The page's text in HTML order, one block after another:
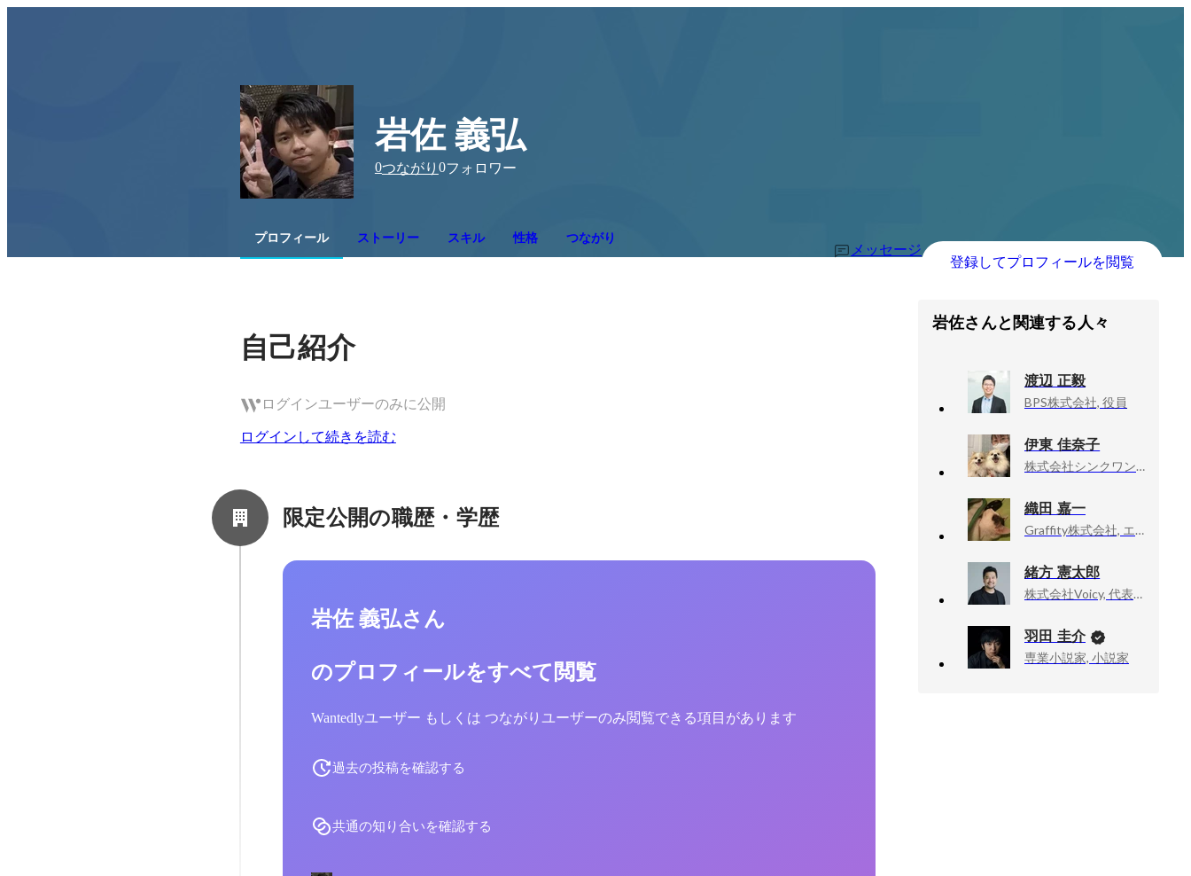
岩佐 義弘
0つながり 0フォロワー
プロフィール ストーリー スキル 性格 つながり
メッセージ
登録してプロフィールを閲覧
自己紹介
ログインユーザーのみに公開
ログインして続きを読む
限定公開の職歴・学歴
岩佐 義弘さん
のプロフィールをすべて閲覧
Wantedlyユーザー もしくは つながりユーザーのみ閲覧できる項目があります
過去の投稿を確認する
共通の知り合いを確認する
岩佐さんと関連する人々
渡辺 正毅
BPS株式会社, 役員
伊東 佳奈子
株式会社シンクワン, 営業部 エリア長
織田 嘉一
Graffity株式会社, エンジニア
緒方 憲太郎
株式会社Voicy, 代表取締役 CEO
羽田 圭介
専業小説家, 小説家